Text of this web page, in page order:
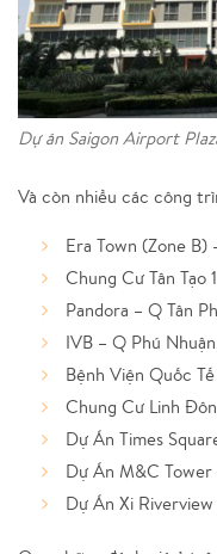
Dự án Saigon Airport
Và còn nhiều các công
Era Town (Zone B)
Chung Cư Tân Tạo
Pandora – Q Tân
IVB – Q Phú
Bệnh Viện Quốc
Chung Cư Linh
Dự Án Times
Dự Án M&C Tower
Dự Án Xi